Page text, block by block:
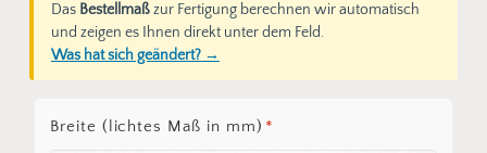
Das Bestellmaßzur Fertigung berechnen wir automatisch
und zeigen es Ihnen direkt unter dem Feld.
Was hat sich geändert? →
Breite (lichtes Maß in mm) *